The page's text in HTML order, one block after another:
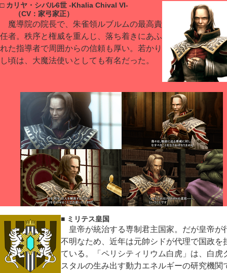
□ カリヤ・シバル6世 -Khalia Chival VI-
（CV：家弓家正）
魔導院の院長で、朱雀領ルブルムの最高責
任者。秩序と権威を重んじ、落ち着きにあふ
れた指導者で周囲からの信頼も厚い。若かり
し頃は、大魔法使いとしても有名だった。
■ ミリテス皇国
皇帝が統治する専制君主国家。だが皇帝が
不明なため、近年は元帥シドが代理で国政を
ている。「ペリシティリウム白虎」は、白虎
スタルの生み出す動力エネルギーの研究機関